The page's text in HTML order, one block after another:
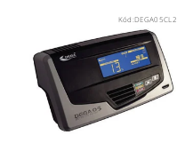
Kód:DEGA05CL2